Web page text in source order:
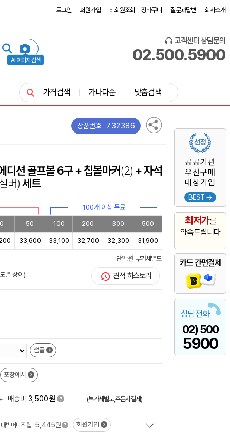
로그인 회원가입 비회원조회 장바구니 질문과답변 회사소개
AI 이미지 검색
고객센터 상담문의
02.500.5900
공공기관
우선구매
대상기업
BEST →
최저가를
약속드립니다
카드 간편결제
상담전화
02) 500
5900
가격검색 가나다순 맞춤검색
상품번호 732386
디션 골프볼 6구 + 칩볼마커(2) + 자석
버)세트
100개 이상 무료
50 100 200 300 500
33,600 33,100 32,700 32,300 31,900
단위: 원 부가세별도
별 상이) 견적 히스토리
샘플
포장예시
배송비 3,500원 (부가세별도,주문시결제)
대박머니적립 5,445원 회원가입